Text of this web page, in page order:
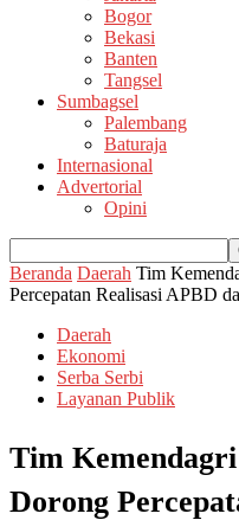
Bogor
Bekasi
Banten
Tangsel
Sumbagsel
Palembang
Baturaja
Internasional
Advertorial
Opini
Beranda Daerah Tim
Percepatan Realisasi APBD
Daerah
Ekonomi
Serba Serbi
Layanan Publik
Tim
Dorong